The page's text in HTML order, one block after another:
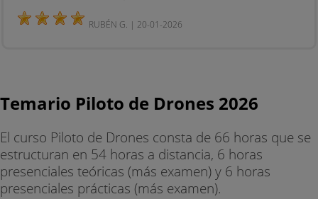
RUBÉN G. | 20-01-2026
Temario Piloto de Drones 2026
El curso Piloto de Drones consta de 66 horas que se
estructuran en 54 horas a distancia, 6 horas
presenciales teóricas (más examen) y 6 horas
presenciales prácticas (más examen).